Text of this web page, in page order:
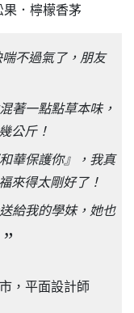
．檸檬香茅
不過氣了，朋友
著一點點草本味，
公斤！
華保護你』，我真
來得太剛好了！
給我的學妹，她也
”
，平面設計師